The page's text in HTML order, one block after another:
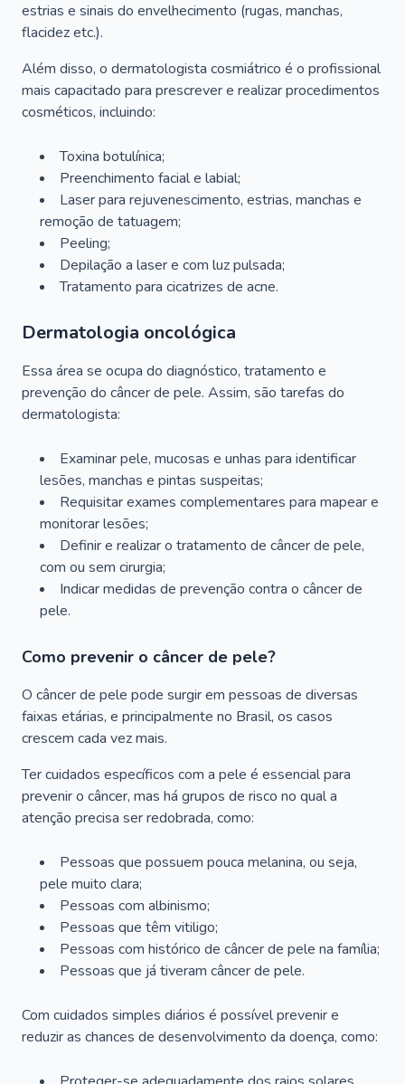
estrias e sinais do envelhecimento (rugas, manchas,
flacidez etc.).
Além disso, o dermatologista cosmiátrico é o profissional
mais capacitado para prescrever e realizar procedimentos
cosméticos, incluindo:
Toxina botulínica;
Preenchimento facial e labial;
Laser para rejuvenescimento, estrias, manchas e
remoção de tatuagem;
Peeling;
Depilação a laser e com luz pulsada;
Tratamento para cicatrizes de acne.
Dermatologia oncológica
Essa área se ocupa do diagnóstico, tratamento e
prevenção do câncer de pele. Assim, são tarefas do
dermatologista:
Examinar pele, mucosas e unhas para identificar
lesões, manchas e pintas suspeitas;
Requisitar exames complementares para mapear e
monitorar lesões;
Definir e realizar o tratamento de câncer de pele,
com ou sem cirurgia;
Indicar medidas de prevenção contra o câncer de
pele.
Como prevenir o câncer de pele?
O câncer de pele pode surgir em pessoas de diversas
faixas etárias, e principalmente no Brasil, os casos
crescem cada vez mais.
Ter cuidados específicos com a pele é essencial para
prevenir o câncer, mas há grupos de risco no qual a
atenção precisa ser redobrada, como:
Pessoas que possuem pouca melanina, ou seja,
pele muito clara;
Pessoas com albinismo;
Pessoas que têm vitiligo;
Pessoas com histórico de câncer de pele na família;
Pessoas que já tiveram câncer de pele.
Com cuidados simples diários é possível prevenir e
reduzir as chances de desenvolvimento da doença, como: